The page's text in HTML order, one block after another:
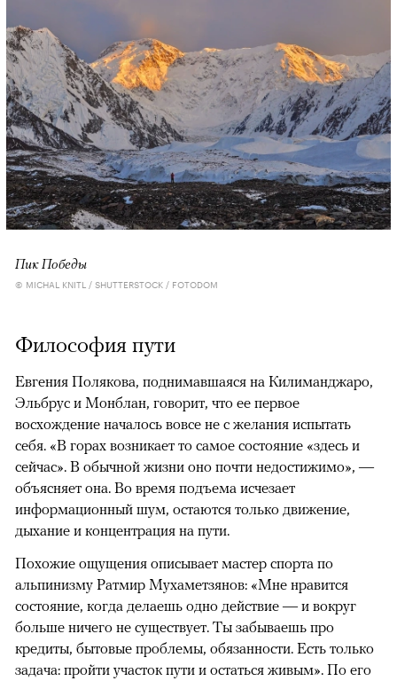
Пик Победы
© MICHAL KNITL / SHUTTERSTOCK / FOTODOM
Философия пути
Евгения Полякова, поднимавшаяся на Килиманджаро,
Эльбрус и Монблан, говорит, что ее первое
восхождение началось вовсе не с желания испытать
себя. «В горах возникает то самое состояние «здесь и
сейчас». В обычной жизни оно почти недостижимо», —
объясняет она. Во время подъема исчезает
информационный шум, остаются только движение,
дыхание и концентрация на пути.
Похожие ощущения описывает мастер спорта по
альпинизму Ратмир Мухаметзянов: «Мне нравится
состояние, когда делаешь одно действие — и вокруг
больше ничего не существует. Ты забываешь про
кредиты, бытовые проблемы, обязанности. Есть только
задача: пройти участок пути и остаться живым». По его